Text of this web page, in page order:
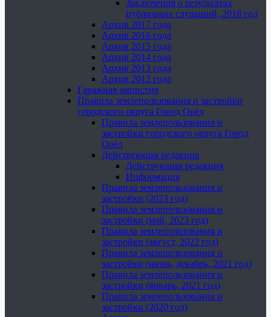
Заключения о результатах
публичных слушаний, 2018 год
Архив 2017 года
Архив 2016 года
Архив 2015 года
Архив 2014 года
Архив 2013 года
Архив 2012 года
Гаражная амнистия
Правила землепользования и застройки
городского округа Город Орёл
Правила землепользования и
застройки городского округа Город
Орёл
Действующая редакция
Действующая редакция
Информация
Правила землепользования и
застройки (2023 год)
Правила землепользования и
застройки (май, 2023 год)
Правила землепользования и
застройки (август, 2022 год)
Правила землепользования и
застройки (июнь, декабрь, 2021 год)
Правила землепользования и
застройки (январь, 2021 год)
Правила землепользования и
застройки (2020 год)